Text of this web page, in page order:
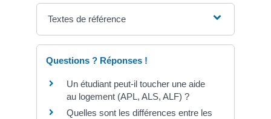
Textes de référence
Questions ? Réponses !
Un étudiant peut-il toucher une aide
au logement (APL, ALS, ALF) ?
Quelles sont les différences entre les